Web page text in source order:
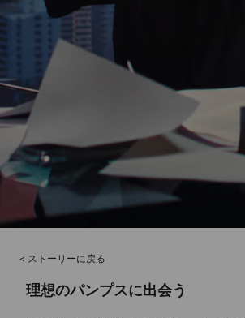
ストーリーに戻る
理想のパンプスに出会う